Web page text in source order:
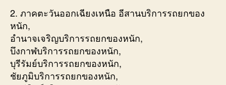
2. ภาคตะวันออกเฉียงเหนือ อีสานบริการรถยกของ
หนัก,
อำนาจเจริญบริการรถยกของหนัก,
บึงกาฬบริการรถยกของหนัก,
บุรีรัมย์บริการรถยกของหนัก,
ชัยภูมิบริการรถยกของหนัก,